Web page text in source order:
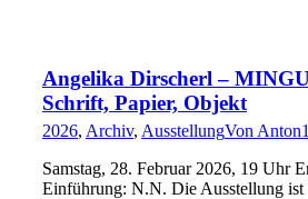
Angelika Dirscherl –
Schrift, Papier, Objekt
2026, Archiv, AusstellungVon Anton
Samstag, 28. Februar 2026, 19 Uhr
Einführung: N.N. Die Ausstellung ist